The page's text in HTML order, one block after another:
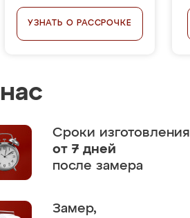
УЗНАТЬ О РАССРОЧКЕ
Сроки изготовления
от 7 дней
после замера
Замер,